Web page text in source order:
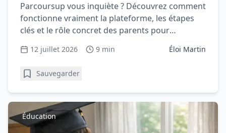
Parcoursup vous inquiète ? Découvrez comment
fonctionne vraiment la plateforme, les étapes
clés et le rôle concret des parents pour
accompagner sereinement votre lycéen.
12 juillet 2026 9 min Éloi Martin
Sauvegarder
Éducation